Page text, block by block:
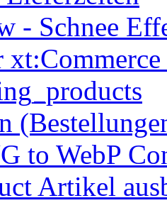
- Schnee
to WebP
Artikel